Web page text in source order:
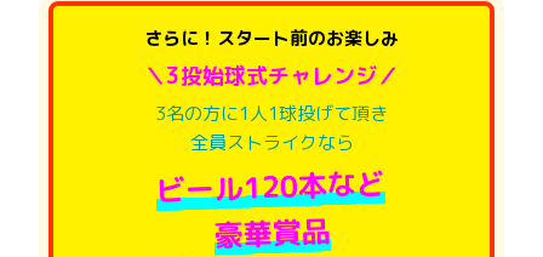
さらに！スタート前のお楽しみ
＼3投始球式チャレンジ／
3名の方に1人1球投げて頂き
全員ストライクなら
ビール120本など
豪華賞品